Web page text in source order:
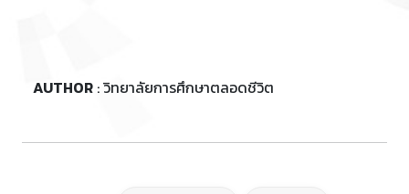
AUTHOR : วิทยาลัยการศึกษาตลอดชีวิต